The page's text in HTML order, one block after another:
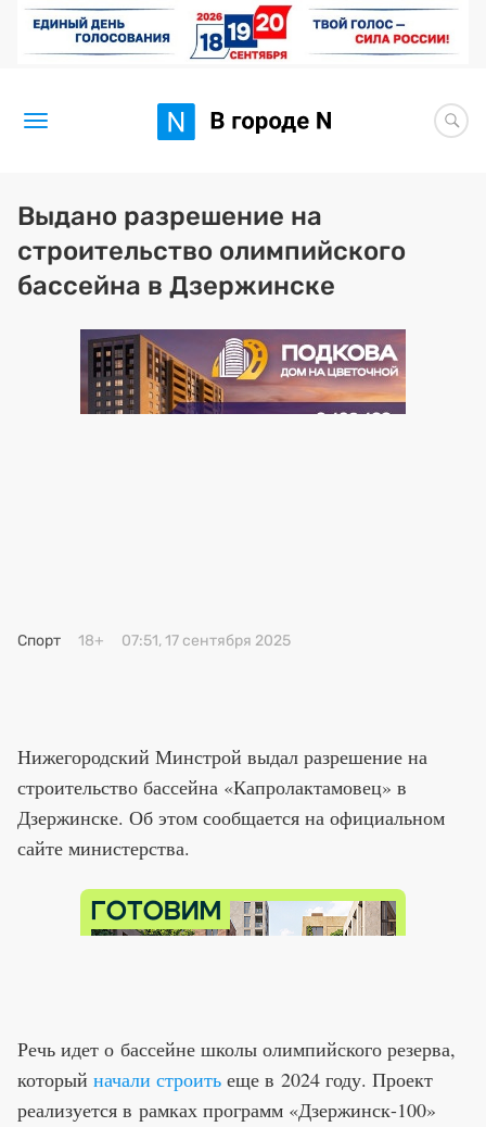
Новости
Статьи
Здоровье
BORЩ
Искусство исцелять
Выдано разрешение на
строительство олимпийского
бассейна в Дзержинске
Спорт 18+ 07:51, 17 сентября 2025
Нижегородский Минстрой выдал разрешение на
строительство бассейна «Капролактамовец» в
Дзержинске. Об этом сообщается на официальном
сайте министерства.
Речь идет о бассейне школы олимпийского резерва,
который начали строить еще в 2024 году. Проект
реализуется в рамках программ «Дзержинск-100»